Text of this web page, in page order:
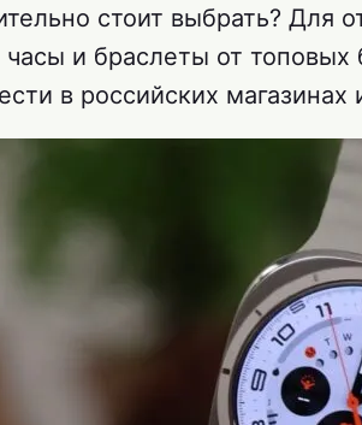
стоит выбрать? Для
и браслеты от
в российских магазинах